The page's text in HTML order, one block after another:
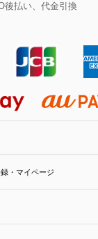
BAG
ース
ト
ート
ュ
ック
センジャーバッグ
ー
レグランス
後払い、代金引換
・マイページ